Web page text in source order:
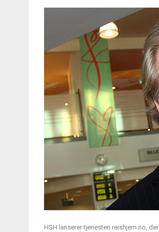
HSH lanserer tjenesten reishjem.no,